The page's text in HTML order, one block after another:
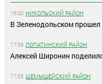
18:00 НИКОЛЬСКИЙ РАЙОН
В Зеленодольском прошел
17:59 ЛОПАТИНСКИЙ РАЙОН
Алексей Широнин
17:58 ШЕМЫШЕЙСКИЙ РАЙОН